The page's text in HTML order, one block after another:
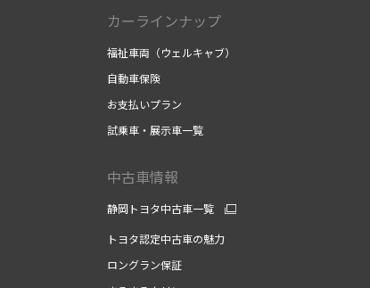
カーラインナップ
福祉車両（ウェルキャブ）
自動車保険
お支払いプラン
試乗車・展示車一覧
中古車情報
静岡トヨタ中古車一覧
トヨタ認定中古車の魅力
ロングラン保証